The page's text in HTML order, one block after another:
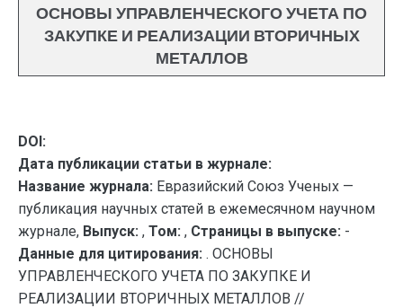
ОСНОВЫ УПРАВЛЕНЧЕСКОГО УЧЕТА ПО
ЗАКУПКЕ И РЕАЛИЗАЦИИ ВТОРИЧНЫХ
МЕТАЛЛОВ
DOI:
Дата публикации статьи в журнале:
Название журнала: Евразийский Союз Ученых —
публикация научных статей в ежемесячном научном
журнале, Выпуск: , Том: , Страницы в выпуске: -
Данные для цитирования: . ОСНОВЫ
УПРАВЛЕНЧЕСКОГО УЧЕТА ПО ЗАКУПКЕ И
РЕАЛИЗАЦИИ ВТОРИЧНЫХ МЕТАЛЛОВ //